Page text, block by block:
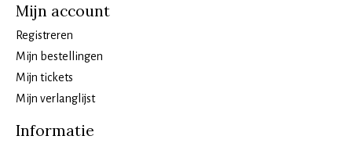
Mijn account
Registreren
Mijn bestellingen
Mijn tickets
Mijn verlanglijst
Informatie